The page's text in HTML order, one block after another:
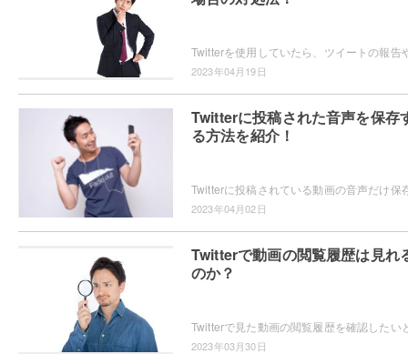
2023年04月19日
Twitterに投稿された音声を保存
る方法を紹介！
2023年04月02日
Twitterで動画の閲覧履歴は見れ
のか？
2023年03月30日